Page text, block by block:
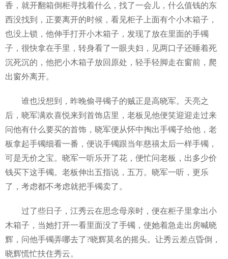
香，就开翻箱倒柜寻找着什么，找了一会儿，什么值钱的东
西没找到，正要离开的时候，看见柜子上面有个小木箱子，
也没上锁，他伸手打开小木箱子，发现了放在里面的手镯
子，很快拿在手里，转身看了一眼夫妇，见两口子还睡着死
沉死沉的，他把小木箱子放回原处，轻手轻脚走在窗前，爬
出窗外离开。
谁也没想到，昨晚偷寻镯子的贼正是高晓军。天亮之
后，晓军满欢喜悦来到首饰店里，老板见他便笑迎迎走过来
问他有什么要买的首饰，晓军便从怀中掏出手镯子给他，老
板拿起手镯细看一番，便说手镯跟当年慈禧太后一样手镯，
可是无价之宝。晓军一听乐开了花，便忙问老板，出多少价
钱买下这手镯。老板伸出五指说，五万。晓军一听，更乐
了，考虑都不考虑就把手镯卖了。
过了些日子，江秀云在思念母亲时，便在柜子里拿出小
木箱子，当她打开一看里面没了手镯，使她着急走出房喊晓
辉，问他手镯弄哪去了?晓辉莫名的摇头。让秀云差点昏倒，
晓辉慌忙扶住秀云。